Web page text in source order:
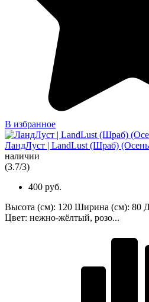
В избранное
ЛандЛуст | LandLust (Шраб)
наличии
(3.7/3)
400 руб.
Высота (см): 120 Ширина (см): 80
Цвет: нежно-жёлтый, розо...